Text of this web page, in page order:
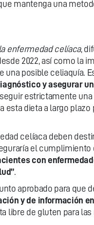
mantenga una
enfermedad celíaca,
2022, así como la
una posible celiaquía.
y asegurar
estrictamente
esta dieta a largo
celíaca deben
el cumplimiento
con
.
aprobado para que
y de información
libre de gluten para